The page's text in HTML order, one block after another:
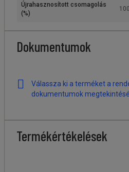
Újrahasznosított csomagolás
(%)
Dokumentumok
Válassza ki a terméket a
dokumentumok
Termékértékelések